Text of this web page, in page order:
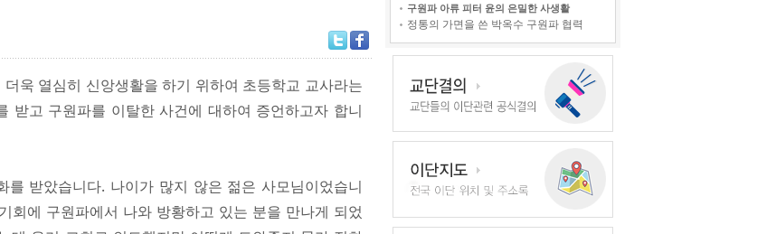
욱 열심히 신앙생활을 하기 위하여 초등학교 교사라는
받고 구원파를 이탈한 사건에 대하여 증언하고자 합니
받았습니다. 나이가 많지 않은 젊은 사모님이었습니
회에 구원파에서 나와 방황하고 있는 분을 만나게 되었
구원파 아류 피터 윤의 은밀한 사생활
정통의 가면을 쓴 박옥수 구원파 협력